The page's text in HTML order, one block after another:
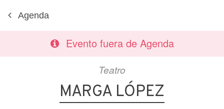
Agenda
Evento fuera de Agenda
Teatro
MARGA LÓPEZ